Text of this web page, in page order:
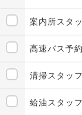
案内所スタ
高速バス予
清掃スタッフ
給油スタッフ